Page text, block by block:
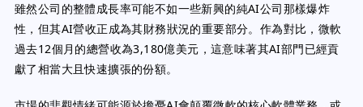
雖然公司的整體成長率可能不如一些新興的純AI公司那樣爆炸
性，但其AI營收正成為其財務狀況的重要部分。作為對比，微軟
過去12個月的總營收為3,180億美元，這意味著其AI部門已經貢
獻了相當大且快速擴張的份額。